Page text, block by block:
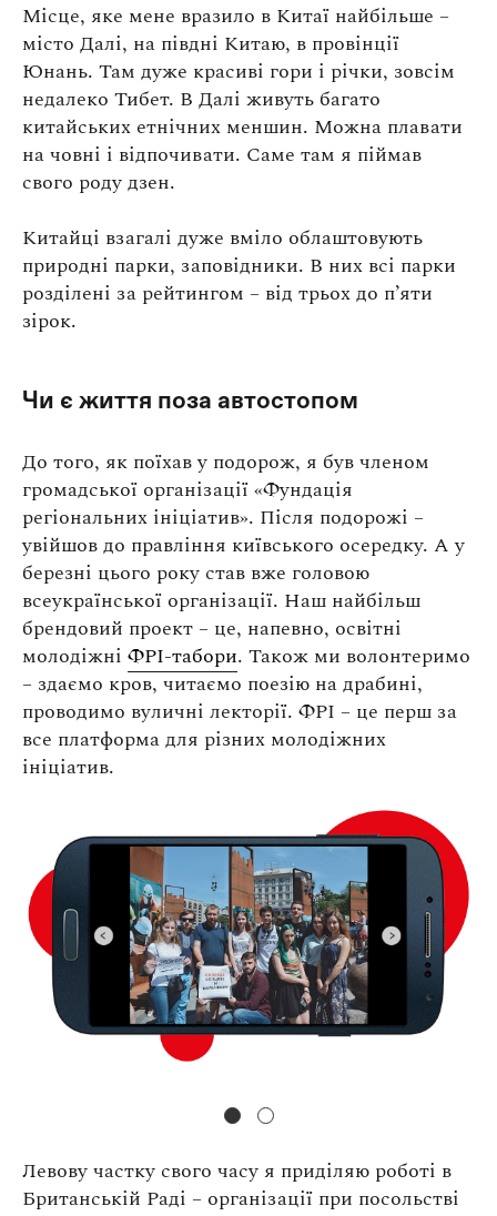
Місце, яке мене вразило в Китаї найбільше –
місто Далі, на півдні Китаю, в провінції
Юнань. Там дуже красиві гори і річки, зовсім
недалеко Тибет. В Далі живуть багато
китайських етнічних меншин. Можна плавати
на човні і відпочивати. Саме там я піймав
свого роду дзен.
Китайці взагалі дуже вміло облаштовують
природні парки, заповідники. В них всі парки
розділені за рейтингом – від трьох до п’яти
зірок.
Чи є життя поза автостопом
До того, як поїхав у подорож, я був членом
громадської організації «Фундація
регіональних ініціатив». Після подорожі –
увійшов до правління київського осередку. А у
березні цього року став вже головою
всеукраїнської організації. Наш найбільш
брендовий проект – це, напевно, освітні
молодіжні ФРІ-табори. Також ми волонтеримо
– здаємо кров, читаємо поезію на драбині,
проводимо вуличні лекторії. ФРІ – це перш за
все платформа для різних молодіжних
ініціатив.
Левову частку свого часу я приділяю роботі в
Британській Раді – організації при посольстві